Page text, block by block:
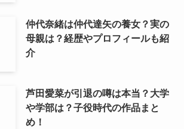
仲代奈緒は仲代達矢の養女？実の
母親は？経歴やプロフィールも紹
介
芦田愛菜が引退の噂は本当？大学
や学部は？子役時代の作品まと
め！